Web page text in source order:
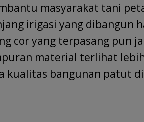
masyarakat tani
irigasi yang dibangun
cor yang terpasang pun
material terlihat
kualitas bangunan patut